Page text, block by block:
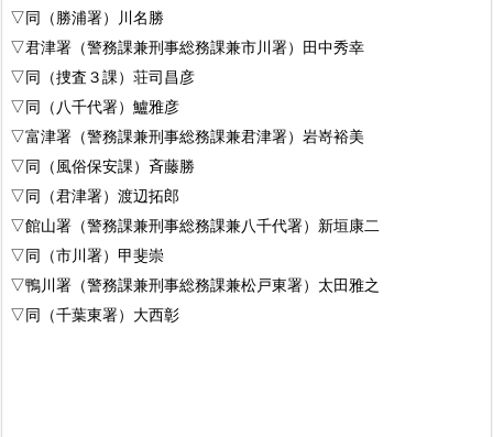
▽同（勝浦署）川名勝
▽君津署（警務課兼刑事総務課兼市川署）田中秀幸
▽同（捜査３課）荘司昌彦
▽同（八千代署）鱸雅彦
▽富津署（警務課兼刑事総務課兼君津署）岩嵜裕美
▽同（風俗保安課）斉藤勝
▽同（君津署）渡辺拓郎
▽館山署（警務課兼刑事総務課兼八千代署）新垣康二
▽同（市川署）甲斐崇
▽鴨川署（警務課兼刑事総務課兼松戸東署）太田雅之
▽同（千葉東署）大西彰